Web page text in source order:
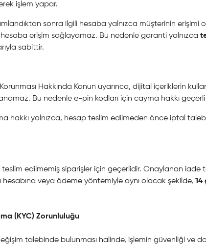
işlem yapar.
sonra ilgili hesaba yalnızca müşterinin erişimi
hesaba erişim sağlayamaz. Bu nedenle garanti yalnızca
sabittir.
Hakkında Kanun uyarınca, dijital içeriklerin
Bu nedenle e-pin kodları için cayma hakkı
hakkı yalnızca, hesap teslim edilmeden önce iptal
teslim edilmemiş siparişler için geçerlidir. Onaylanan iade
veya ödeme yöntemiyle aynı olacak şekilde, 14
(KYC) Zorunluluğu
talebinde bulunması halinde, işlemin güvenliği ve